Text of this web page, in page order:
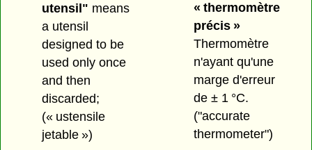
utensil" means
a utensil
designed to be
used only once
and then
discarded;
(« ustensile
jetable »)
« thermomètre
précis »
Thermomètre
n'ayant qu'une
marge d'erreur
de ± 1 °C.
("accurate
thermometer")